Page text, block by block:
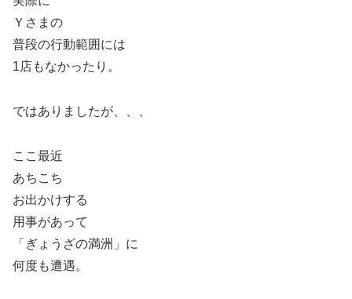
Ｙさまの
普段の行動範囲には
1店もなかったり。
ではありましたが、、、
ここ最近
あちこち
お出かけする
用事があって
「ぎょうざの満洲」に
何度も遭遇。